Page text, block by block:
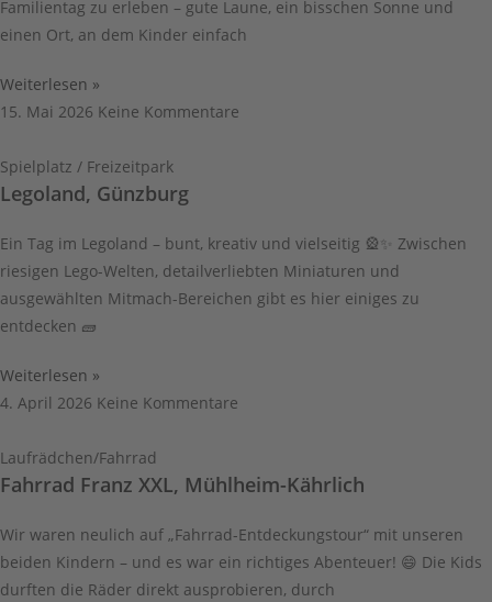
Familientag zu erleben – gute Laune, ein bisschen Sonne und
einen Ort, an dem Kinder einfach
Weiterlesen »
15. Mai 2026 Keine Kommentare
Spielplatz / Freizeitpark
Legoland, Günzburg
Ein Tag im Legoland – bunt, kreativ und vielseitig 🎡✨ Zwischen
riesigen Lego-Welten, detailverliebten Miniaturen und
ausgewählten Mitmach-Bereichen gibt es hier einiges zu
entdecken 🧱
Weiterlesen »
4. April 2026 Keine Kommentare
Laufrädchen/Fahrrad
Fahrrad Franz XXL, Mühlheim-Kährlich
Wir waren neulich auf „Fahrrad-Entdeckungstour“ mit unseren
beiden Kindern – und es war ein richtiges Abenteuer! 😄 Die Kids
durften die Räder direkt ausprobieren, durch